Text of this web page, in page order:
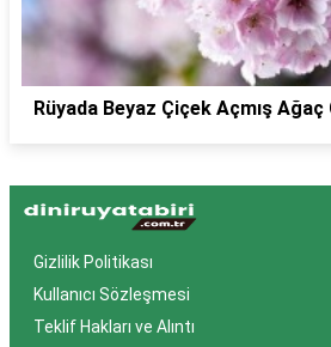
Rüyada Beyaz Çiçek Açmış
Gizlilik Politikası
Kullanıcı Sözleşmesi
Teklif Hakları ve Alıntı